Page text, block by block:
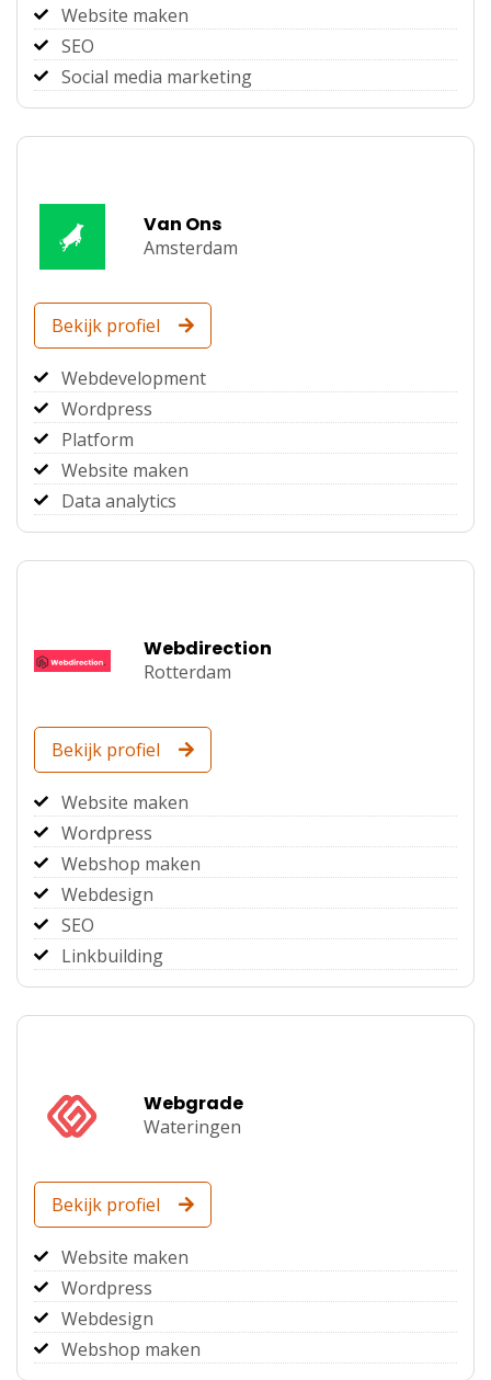
Website maken
SEO
Social media marketing
Van Ons
Amsterdam
Bekijk profiel
Webdevelopment
Wordpress
Platform
Website maken
Data analytics
Webdirection
Rotterdam
Bekijk profiel
Website maken
Wordpress
Webshop maken
Webdesign
SEO
Linkbuilding
Webgrade
Wateringen
Bekijk profiel
Website maken
Wordpress
Webdesign
Webshop maken